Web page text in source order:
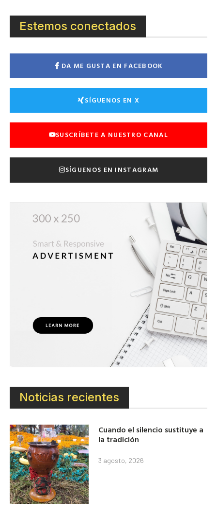
Estemos conectados
DA ME GUSTA EN FACEBOOK
SÍGUENOS EN X
SUSCRÍBETE A NUESTRO CANAL
SÍGUENOS EN INSTAGRAM
Noticias recientes
Cuando el silencio sustituye a
la tradición
3 agosto, 2026